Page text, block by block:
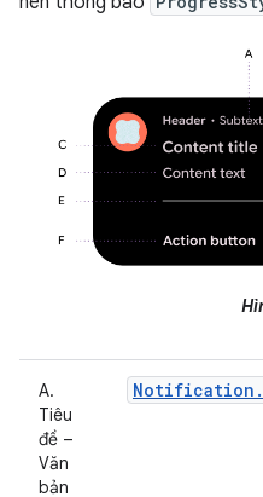
A.
Tiêu
đề –
Văn
bản